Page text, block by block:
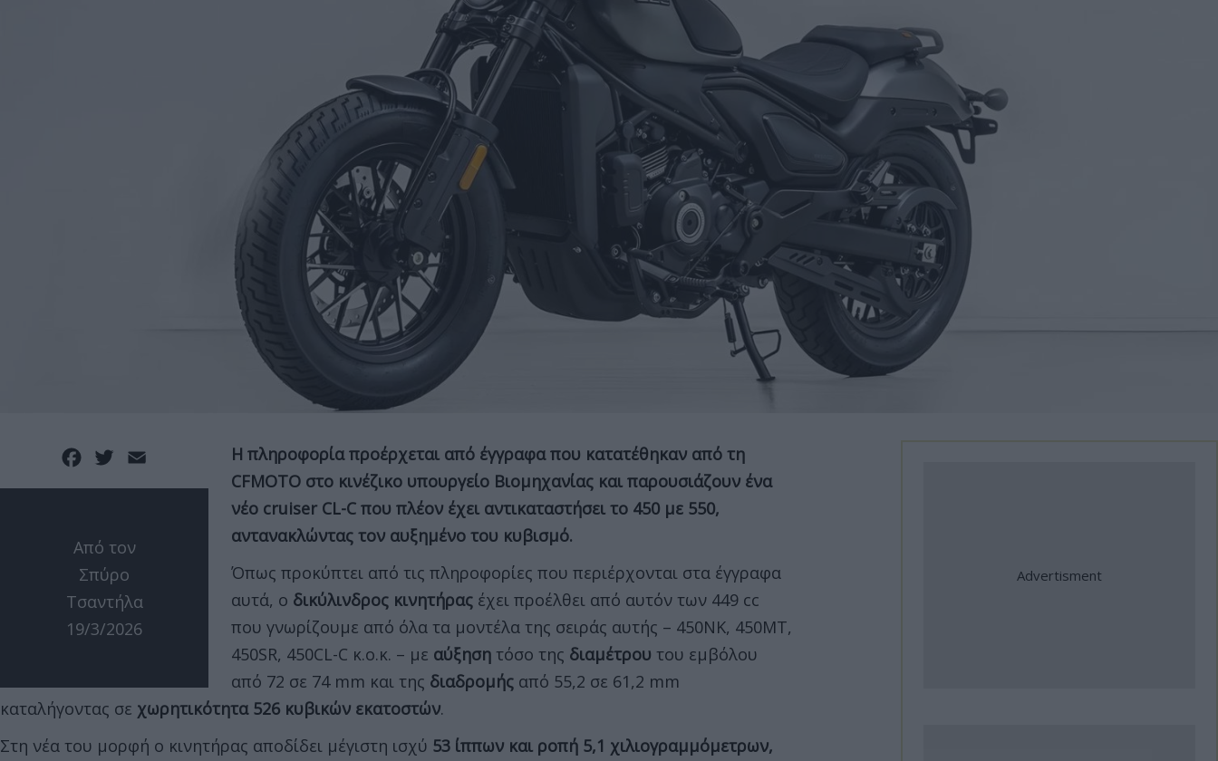
Facebook
Twitter
Από τον
Σπύρο
Τσαντήλα
19/3/2026
Η πληροφορία προέρχεται από έγγραφα που κατατέθηκαν από τη
CFMOTO στο κινέζικο υπουργείο Βιομηχανίας και παρουσιάζουν ένα
νέο cruiser CL-C που πλέον έχει αντικαταστήσει το 450 με 550,
αντανακλώντας τον αυξημένο του κυβισμό.
Όπως προκύπτει από τις πληροφορίες που περιέρχονται στα έγγραφα
αυτά, ο δικύλινδρος κινητήρας έχει προέλθει από αυτόν των 449 cc
που γνωρίζουμε από όλα τα μοντέλα της σειράς αυτής – 450ΝΚ, 450ΜΤ,
450SR, 450CL-C κ.ο.κ. – με αύξηση τόσο της διαμέτρου του εμβόλου
από 72 σε 74 mm και της διαδρομής από 55,2 σε 61,2 mm
καταλήγοντας σε χωρητικότητα 526 κυβικών εκατοστών.
Στη νέα του μορφή ο κινητήρας αποδίδει μέγιστη ισχύ 53 ίππων και ροπή 5,1 χιλιογραμμόμετρων,